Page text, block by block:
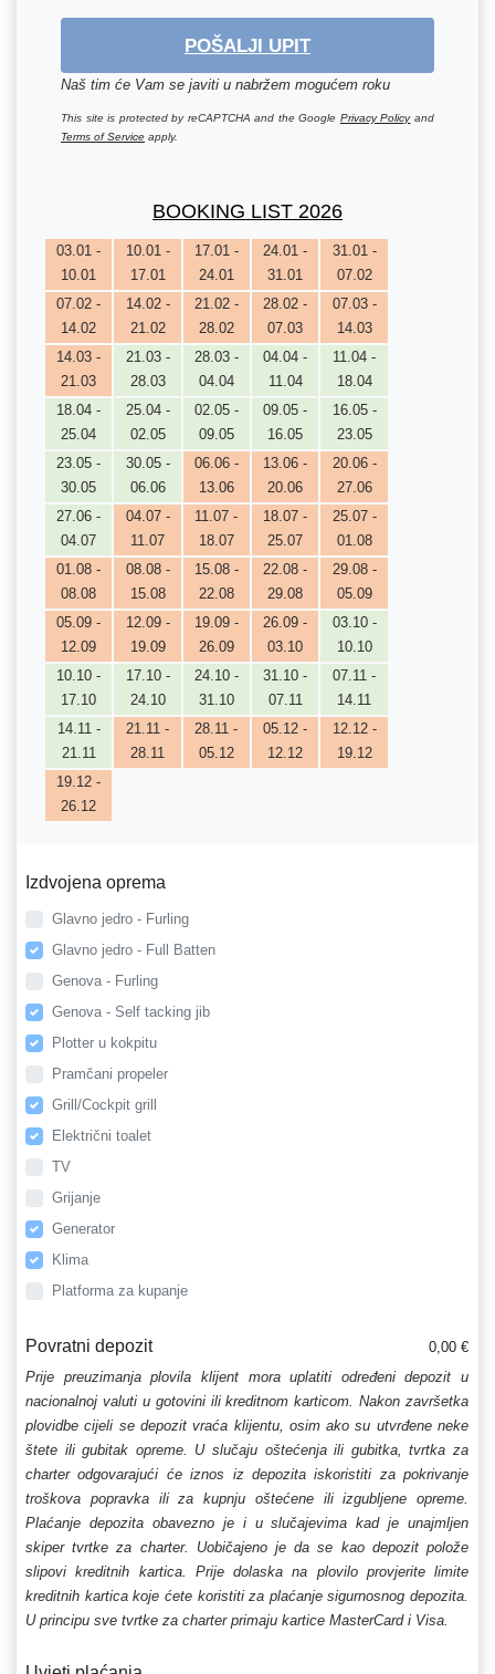
POŠALJI UPIT
Naš tim će Vam se javiti u nabržem mogućem roku
This site is protected by reCAPTCHA and the Google Privacy Policyand
Terms of Service apply.
BOOKING LIST 2026
03.01 -
10.01
10.01 -
17.01
17.01 -
24.01
24.01 -
31.01
31.01 -
07.02
07.02 -
14.02
14.02 -
21.02
21.02 -
28.02
28.02 -
07.03
07.03 -
14.03
14.03 -
21.03
21.03 -
28.03
28.03 -
04.04
04.04 -
11.04
11.04 -
18.04
18.04 -
25.04
25.04 -
02.05
02.05 -
09.05
09.05 -
16.05
16.05 -
23.05
23.05 -
30.05
30.05 -
06.06
06.06 -
13.06
13.06 -
20.06
20.06 -
27.06
27.06 -
04.07
04.07 -
11.07
11.07 -
18.07
18.07 -
25.07
25.07 -
01.08
01.08 -
08.08
08.08 -
15.08
15.08 -
22.08
22.08 -
29.08
29.08 -
05.09
05.09 -
12.09
12.09 -
19.09
19.09 -
26.09
26.09 -
03.10
03.10 -
10.10
10.10 -
17.10
17.10 -
24.10
24.10 -
31.10
31.10 -
07.11
07.11 -
14.11
14.11 -
21.11
21.11 -
28.11
28.11 -
05.12
05.12 -
12.12
12.12 -
19.12
19.12 -
26.12
Izdvojena oprema
Glavno jedro - Furling
Glavno jedro - Full Batten
Genova - Furling
Genova - Self tacking jib
Plotter u kokpitu
Pramčani propeler
Grill/Cockpit grill
Električni toalet
TV
Grijanje
Generator
Klima
Platforma za kupanje
Povratni depozit
0,00 €
Prije preuzimanja plovila klijent mora uplatiti određeni depozit u
nacionalnoj valuti u gotovini ili kreditnom karticom. Nakon završetka
plovidbe cijeli se depozit vraća klijentu, osim ako su utvrđene neke
štete ili gubitak opreme. U slučaju oštećenja ili gubitka, tvrtka za
charter odgovarajući će iznos iz depozita iskoristiti za pokrivanje
troškova popravka ili za kupnju oštećene ili izgubljene opreme.
Plaćanje depozita obavezno je i u slučajevima kad je unajmljen
skiper tvrtke za charter. Uobičajeno je da se kao depozit polože
slipovi kreditnih kartica. Prije dolaska na plovilo provjerite limite
kreditnih kartica koje ćete koristiti za plaćanje sigurnosnog depozita.
U principu sve tvrtke za charter primaju kartice MasterCard i Visa.